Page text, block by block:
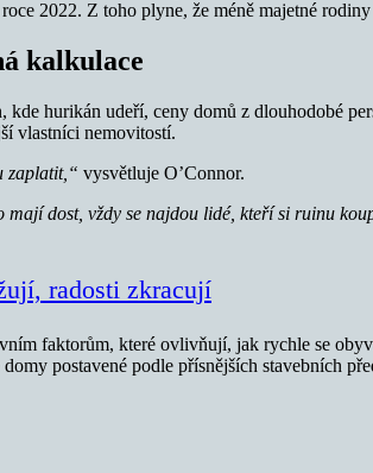
2022. Z toho plyne, že méně majetné
kalkulace
hurikán udeří, ceny domů z dlouhodobé
vlastníci nemovitostí.
zaplatit,“ vysvětluje O’Connor.
mají dost, vždy se najdou lidé, kteří si ruinu
radosti zkracují
faktorům, které ovlivňují, jak rychle se
postavené podle přísnějších stavebních